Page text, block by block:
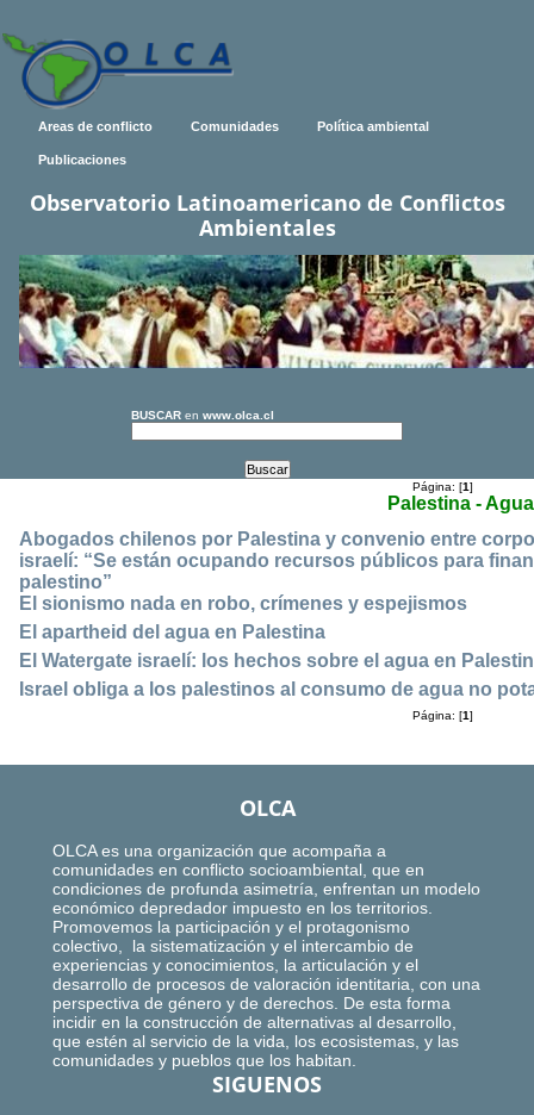
Areas de conflicto Comunidades Política ambiental
Publicaciones
Observatorio Latinoamericano de Conflictos
Ambientales
BUSCAR en www.olca.cl
Página: [1]
Palestina - Agua
Abogados chilenos por Palestina y convenio entre
israelí: “Se están ocupando recursos públicos para
palestino”
El sionismo nada en robo, crímenes y espejismos
El apartheid del agua en Palestina
El Watergate israelí: los hechos sobre el agua en
Israel obliga a los palestinos al consumo de agua no
Página: [1]
OLCA
OLCA es una organización que acompaña a
comunidades en conflicto socioambiental, que en
condiciones de profunda asimetría, enfrentan un modelo
económico depredador impuesto en los territorios.
Promovemos la participación y el protagonismo
colectivo, la sistematización y el intercambio de
experiencias y conocimientos, la articulación y el
desarrollo de procesos de valoración identitaria, con una
perspectiva de género y de derechos. De esta forma
incidir en la construcción de alternativas al desarrollo,
que estén al servicio de la vida, los ecosistemas, y las
comunidades y pueblos que los habitan.
SIGUENOS